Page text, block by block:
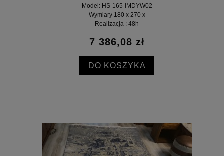
Model: HS-165-IMDYW02
Wymiary 180 x 270 x
Realizacja : 48h
7 386,08 zł
DO KOSZYKA